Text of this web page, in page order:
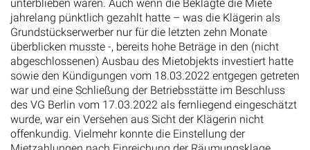
unterblieben waren. Auch wenn die Beklagte die Miete
jahrelang pünktlich gezahlt hatte – was die Klägerin als
Grundstückserwerber nur für die letzten zehn Monate
überblicken musste -, bereits hohe Beträge in den (nicht
abgeschlossenen) Ausbau des Mietobjekts investiert hatte
sowie den Kündigungen vom 18.03.2022 entgegen getreten
war und eine Schließung der Betriebsstätte im Beschluss
des VG Berlin vom 17.03.2022 als fernliegend eingeschätzt
wurde, war ein Versehen aus Sicht der Klägerin nicht
offenkundig. Vielmehr konnte die Einstellung der